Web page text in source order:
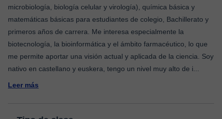
microbiología, biología celular y virología), química básica y
matemáticas básicas para estudiantes de colegio, Bachillerato y
primeros años de carrera. Me interesa especialmente la
biotecnología, la bioinformática y el ámbito farmacéutico, lo que
me permite aportar una visión actual y aplicada de la ciencia. Soy
nativo en castellano y euskera, tengo un nivel muy alto de i
Leer más